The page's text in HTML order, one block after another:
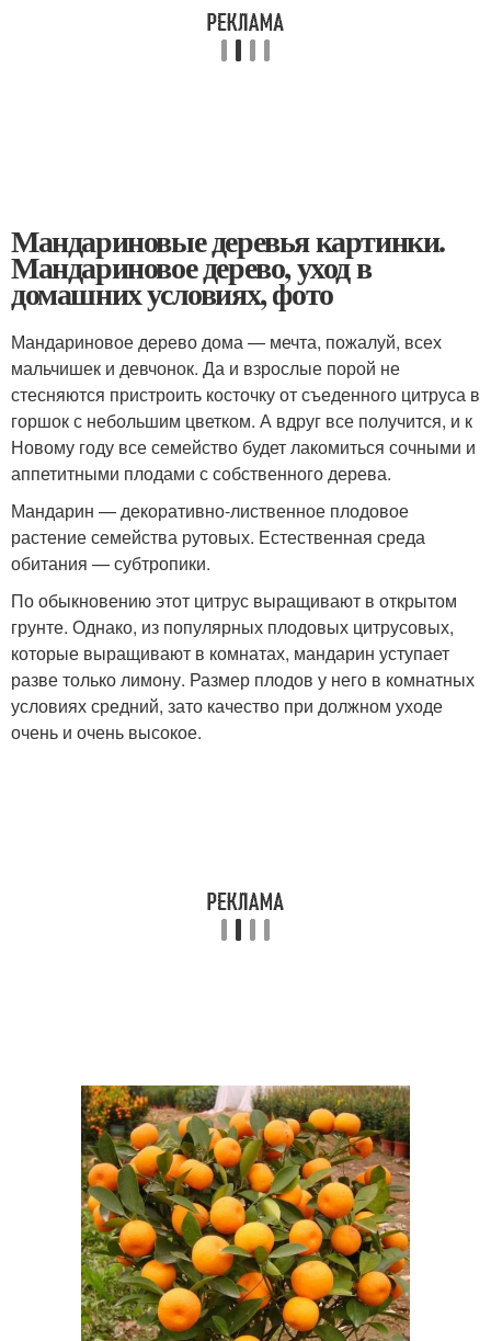
Мандариновые деревья картинки.
Мандариновое дерево, уход в
домашних условиях, фото
Мандариновое дерево дома — мечта, пожалуй, всех
мальчишек и девчонок. Да и взрослые порой не
стесняются пристроить косточку от съеденного цитруса в
горшок с небольшим цветком. А вдруг все получится, и к
Новому году все семейство будет лакомиться сочными и
аппетитными плодами с собственного дерева.
Мандарин — декоративно-лиственное плодовое
растение семейства рутовых. Естественная среда
обитания — субтропики.
По обыкновению этот цитрус выращивают в открытом
грунте. Однако, из популярных плодовых цитрусовых,
которые выращивают в комнатах, мандарин уступает
разве только лимону. Размер плодов у него в комнатных
условиях средний, зато качество при должном уходе
очень и очень высокое.